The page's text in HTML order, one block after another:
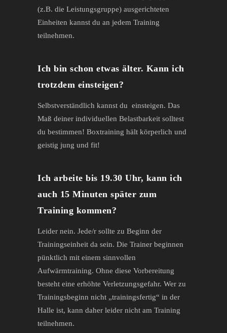
(z.B. die Leistungsgruppe) ausgerichteten
Einheiten kannst du an jedem Training
teilnehmen.
Ich bin schon etwas älter. Kann ich
trotzdem einsteigen?
Selbstverständlich kannst du einsteigen. Das
Maß deiner individuellen Belastbarkeit solltest
du bestimmen! Boxtraining hält körperlich und
geistig jung und fit!
Ich arbeite bis 19.30 Uhr, kann ich
auch 15 Minuten später zum
Training kommen?
Leider nein. Jede/r sollte zu Beginn der
Trainingseinheit da sein. Die Trainer beginnen
pünktlich mit einem sinnvollen
Aufwärmtraining. Ohne diese Vorbereitung
besteht eine erhöhte Verletzungsgefahr. Wer zu
Trainingsbeginn nicht „trainingsfertig“ in der
Halle ist, kann daher leider nicht am Training
teilnehmen.